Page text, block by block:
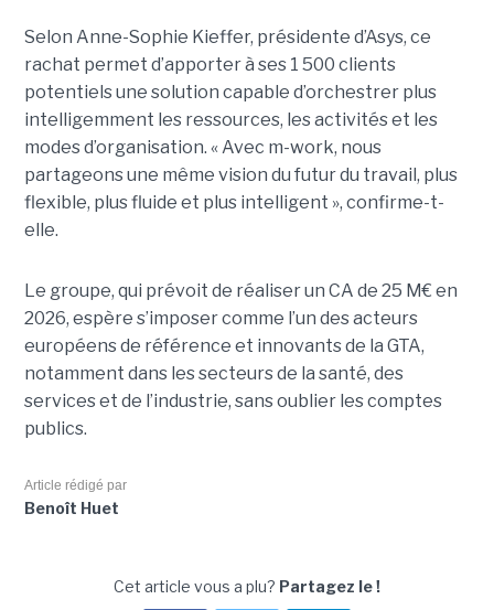
Selon Anne-Sophie Kieffer, présidente d’Asys, ce
rachat permet d’apporter à ses 1 500 clients
potentiels une solution capable d’orchestrer plus
intelligemment les ressources, les activités et les
modes d’organisation. « Avec m-work, nous
partageons une même vision du futur du travail, plus
flexible, plus fluide et plus intelligent », confirme-t-
elle.
Le groupe, qui prévoit de réaliser un CA de 25 M€ en
2026, espère s’imposer comme l’un des acteurs
européens de référence et innovants de la GTA,
notamment dans les secteurs de la santé, des
services et de l’industrie, sans oublier les comptes
publics.
Article rédigé par
Benoît Huet
Cet article vous a plu? Partagez le !